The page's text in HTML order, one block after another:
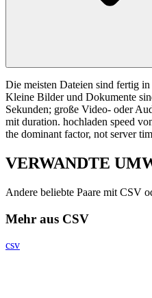
Die meisten Dateien sind fertig
Kleine Bilder und Dokumente
Sekunden; große Video- oder
mit duration. hochladen speed
the dominant factor, not server
VERWANDTE
Andere beliebte Paare mit CSV
Mehr aus CSV
csv